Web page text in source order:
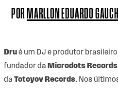
PORMARLLON EDUARDO
Drué um DJ e produtor
fundador da Microdots Records
da Totoyov Records. Nos